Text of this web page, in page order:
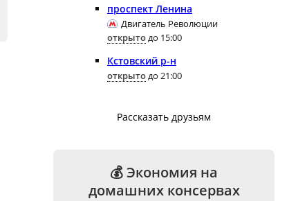
проспект Ленина
Двигатель Революции
открытодо 15:00
Кстовский р-н
открытодо 21:00
Рассказать друзьям
💰 Экономия на
домашних консервах